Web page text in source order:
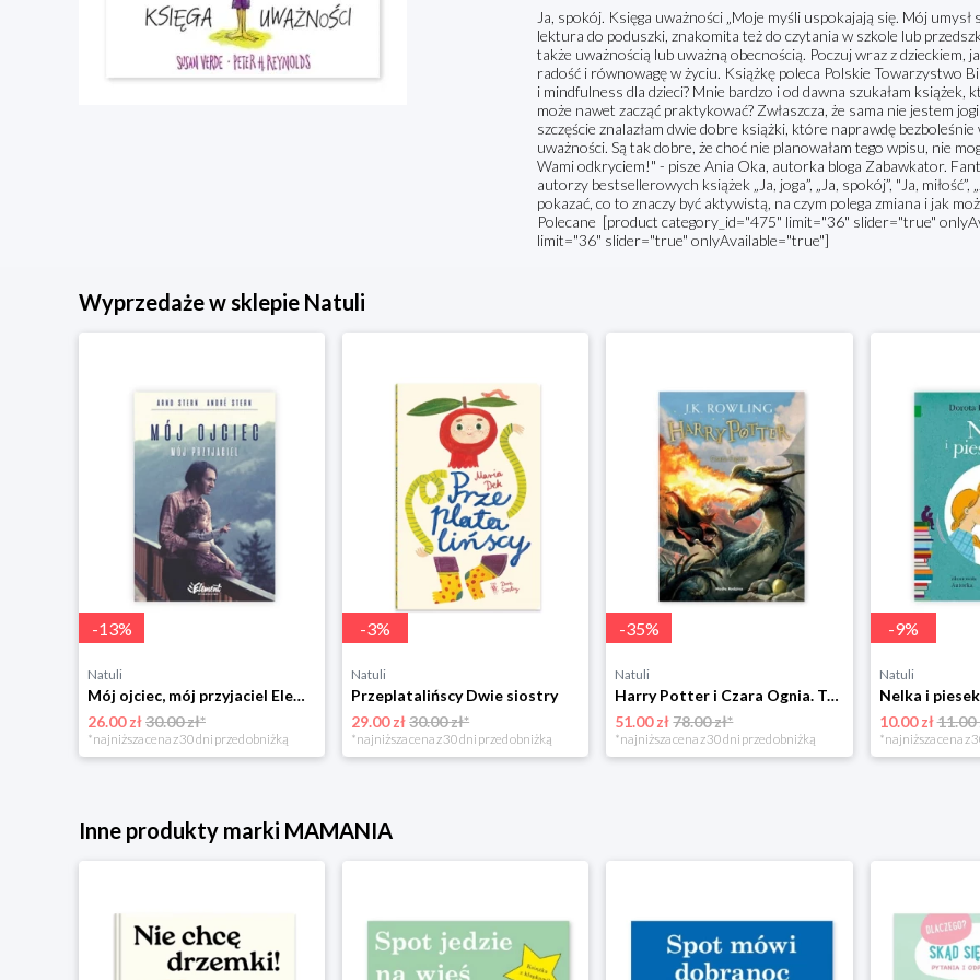
Ja, spokój. Księga uważności „Moje myśli uspokajają się. Mój
lektura do poduszki, znakomita też do czytania w szkole lub
także uważnością lub uważną obecnością. Poczuj wraz z dzieckiem,
radość i równowagę w życiu. Książkę poleca Polskie Towarzystwo
i mindfulness dla dzieci? Mnie bardzo i od dawna szukałam
może nawet zacząć praktykować? Zwłaszcza, że sama nie jestem
szczęście znalazłam dwie dobre książki, które naprawdę
uważności. Są tak dobre, że choć nie planowałam tego wpisu, nie
Wami odkryciem!" - pisze Ania Oka, autorka bloga Zabawkator.
autorzy bestsellerowych książek „Ja, joga”, „Ja, spokój”, "Ja,
pokazać, co to znaczy być aktywistą, na czym polega zmiana i jak
Polecane [product category_id="475" limit="36" slider="true"
limit="36" slider="true" onlyAvailable="true"]
Wyprzedaże w sklepie Natuli
-13%
Natuli
Mój ojciec, mój przyjaciel Element
26.00 zł30.00 zł*
*najniższa cena z 30 dni przed obniżką
-3%
Natuli
Przeplatalińscy Dwie siostry
29.00 zł30.00 zł*
*najniższa cena z 30 dni przed obniżką
-35%
Natuli
Harry Potter i Czara Ognia. Tom 4 Media rodzina
51.00 zł78.00 zł*
*najniższa cena z 30 dni przed obniżką
-9%
Natuli
10.00 zł11.00
*najniższa cena z
Inne produkty marki MAMANIA